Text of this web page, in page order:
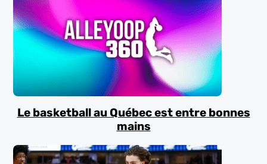
Le basketball au Québec est entre bonnes
mains